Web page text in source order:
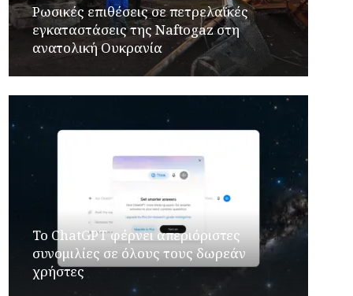
Ρωσικές επιθέσεις σε πετρελαϊκές
εγκαταστάσεις της Naftogaz στη
ανατολική Ουκρανία
Το ChatGPT φέρνει απεριόριστες
συνομιλίες σε όλους τους δωρεάν
χρήστες